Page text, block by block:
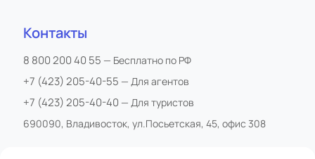
Контакты
8 800 200 40 55 — Бесплатно по РФ
+7 (423) 205-40-55 — Для агентов
+7 (423) 205-40-40 — Для туристов
690090, Владивосток, ул.Посьетская, 45, офис 308